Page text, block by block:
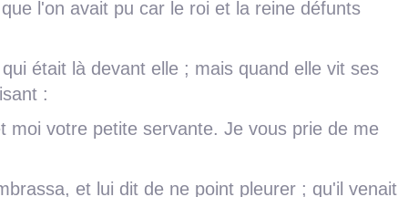
l'on avait pu car le roi et la reine défunts
était là devant elle ; mais quand elle vit ses
:
moi votre petite servante. Je vous prie de me
et lui dit de ne point pleurer ; qu'il venait